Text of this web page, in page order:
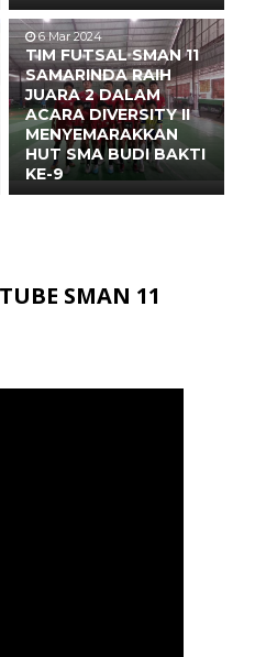
6 Mar 2024
TIM FUTSAL SMAN 11
SAMARINDA RAIH
JUARA 2 DALAM
ACARA DIVERSITY II
MENYEMARAKKAN
HUT SMA BUDI BAKTI
KE-9
SMAN 11